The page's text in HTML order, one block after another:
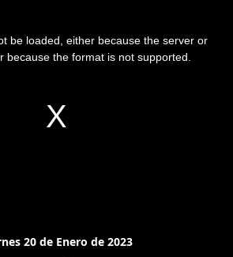
be loaded, either because the server or
because the format is not supported.
20 de Enero de 2023